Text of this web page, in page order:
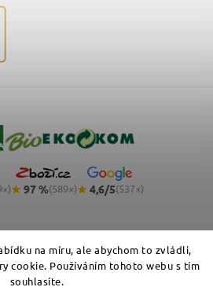
na míru, ale abychom to zvládli,
cookie. Používáním tohoto webu s tím
souhlasíte.
★97 %(589×)★4,6/5(537×)